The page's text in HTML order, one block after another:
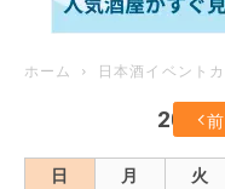
ホーム 日本酒イベント
2026
日 月 火